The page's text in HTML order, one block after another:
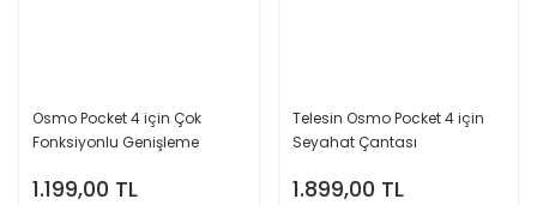
Osmo Pocket 4 için Çok
Fonksiyonlu Genişleme
1.199,00 TL
Telesin Osmo Pocket 4 için
Seyahat Çantası
1.899,00 TL